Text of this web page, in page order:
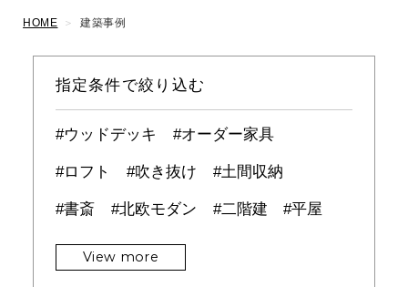
HOME 建築事例
指定条件で絞り込む
ウッドデッキ オーダー家具
ロフト 吹き抜け 土間収納
書斎 北欧モダン 二階建 平屋
View more